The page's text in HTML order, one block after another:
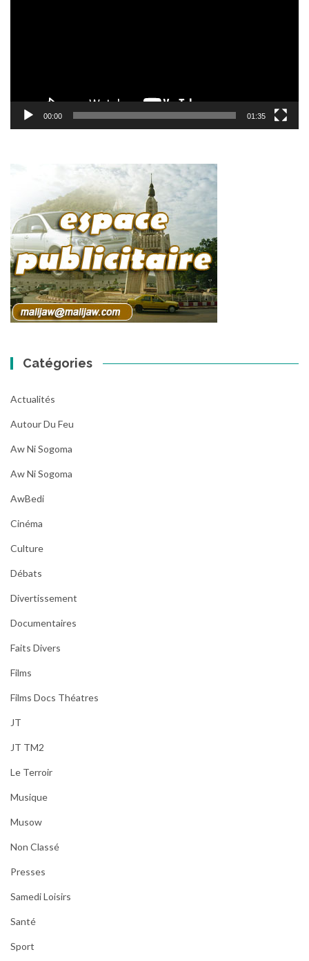
00:00 01:35
Catégories
Actualités
Autour Du Feu
Aw Ni Sogoma
Aw Ni Sogoma
AwBedi
Cinéma
Culture
Débats
Divertissement
Documentaires
Faits Divers
Films
Films Docs Théatres
JT
JT TM2
Le Terroir
Musique
Musow
Non Classé
Presses
Samedi Loisirs
Santé
Sport